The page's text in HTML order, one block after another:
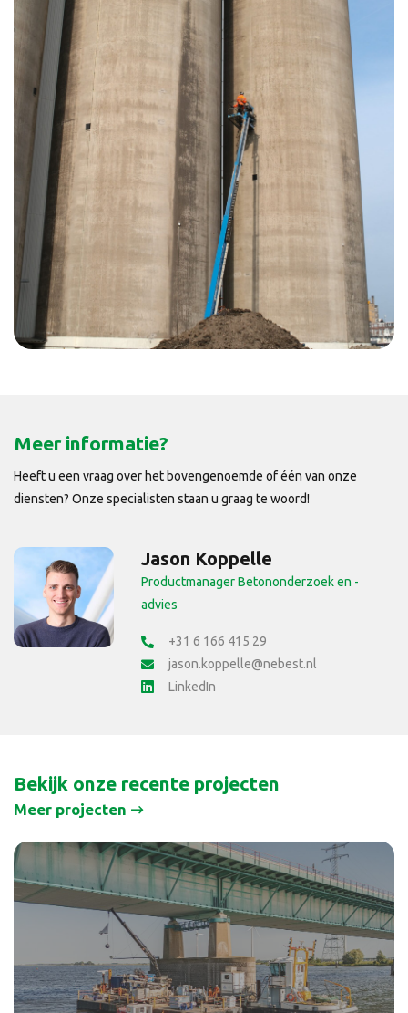
Meer informatie?
Heeft u een vraag over het bovengenoemde of één van onze
diensten? Onze specialisten staan u graag te woord!
Jason Koppelle
Productmanager Betononderzoek en -
advies
+31 6 166 415 29
jason.koppelle@nebest.nl
LinkedIn
Bekijk onze recente projecten
Meer projecten